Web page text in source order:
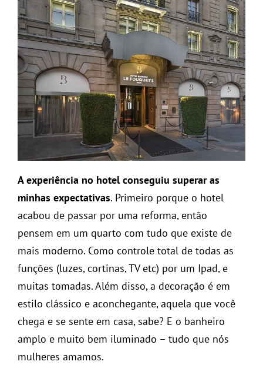
A experiência no hotel conseguiu superar as
minhas expectativas. Primeiro porque o hotel
acabou de passar por uma reforma, então
pensem em um quarto com tudo que existe de
mais moderno. Como controle total de todas as
funções (luzes, cortinas, TV etc) por um Ipad, e
muitas tomadas. Além disso, a decoração é em
estilo clássico e aconchegante, aquela que você
chega e se sente em casa, sabe? E o banheiro
amplo e muito bem iluminado – tudo que nós
mulheres amamos.